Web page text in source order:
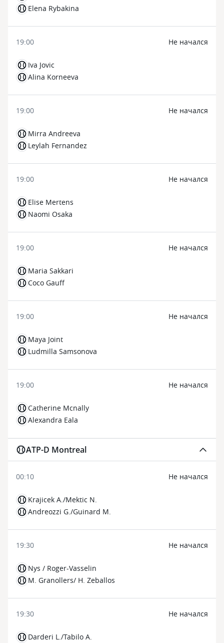
Elena Rybakina
19:00
Iva Jovic
Alina Korneeva
Не начался
19:00
Mirra Andreeva
Leylah Fernandez
Не начался
19:00
Elise Mertens
Naomi Osaka
Не начался
19:00
Maria Sakkari
Coco Gauff
Не начался
19:00
Maya Joint
Ludmilla Samsonova
Не начался
19:00
Catherine Mcnally
Alexandra Eala
Не начался
ATP-D Montreal
00:10
Krajicek A./Mektic N.
Andreozzi G./Guinard M.
Не начался
19:30
Nys / Roger-Vasselin
M. Granollers/ H. Zeballos
Не начался
19:30
Darderi L./Tabilo A.
Не начался